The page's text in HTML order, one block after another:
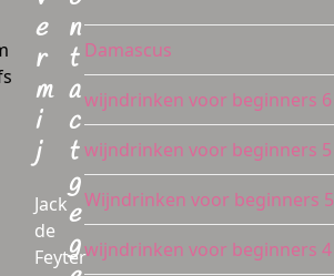
Damascus
wijndrinken voor beginners 6
wijndrinken voor beginners 5
Wijndrinken voor beginners 5
wijndrinken voor beginners 4
e
r
m
i
j
Jack
de
Feyter
n
t
a
c
t
g
e
g